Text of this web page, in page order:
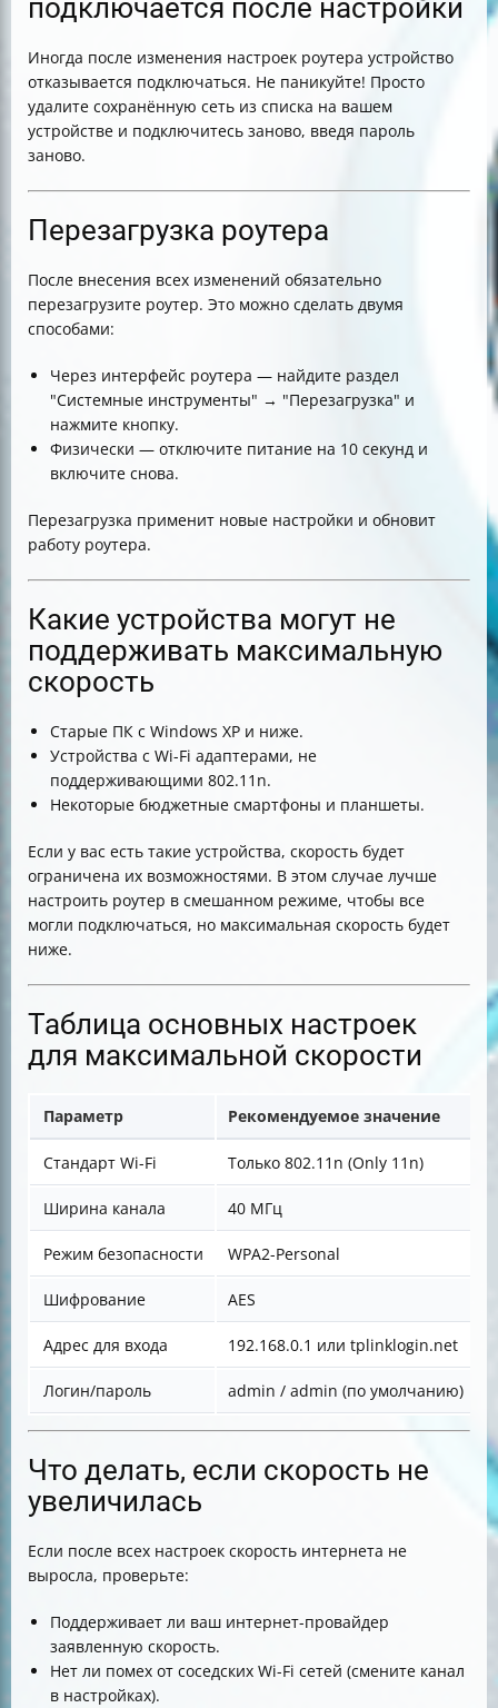
подключается после настройки
Иногда после изменения настроек роутера устройство
отказывается подключаться. Не паникуйте! Просто
удалите сохранённую сеть из списка на вашем
устройстве и подключитесь заново, введя пароль
заново.
Перезагрузка роутера
После внесения всех изменений обязательно
перезагрузите роутер. Это можно сделать двумя
способами:
Через интерфейс роутера — найдите раздел
"Системные инструменты" → "Перезагрузка" и
нажмите кнопку.
Физически — отключите питание на 10 секунд и
включите снова.
Перезагрузка применит новые настройки и обновит
работу роутера.
Какие устройства могут не
поддерживать максимальную
скорость
Старые ПК с Windows XP и ниже.
Устройства с Wi-Fi адаптерами, не
поддерживающими 802.11n.
Некоторые бюджетные смартфоны и планшеты.
Если у вас есть такие устройства, скорость будет
ограничена их возможностями. В этом случае лучше
настроить роутер в смешанном режиме, чтобы все
могли подключаться, но максимальная скорость будет
ниже.
Таблица основных настроек
для максимальной скорости
Параметр Рекомендуемое значение
Стандарт Wi-Fi Только 802.11n (Only 11n)
Ширина канала 40 МГц
Режим безопасности WPA2-Personal
Шифрование AES
Адрес для входа 192.168.0.1 или tplinklogin.net
Логин/пароль admin / admin (по умолчанию)
Что делать, если скорость не
увеличилась
Если после всех настроек скорость интернета не
выросла, проверьте:
Поддерживает ли ваш интернет-провайдер
заявленную скорость.
Нет ли помех от соседских Wi-Fi сетей (смените канал
в настройках).